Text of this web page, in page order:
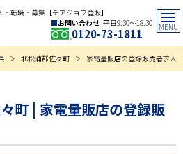
転職・募集【チアジョブ登販】
お問い合わせ 平日9:30〜18:30
0120-73-1811
北松浦郡佐々町 家電量販店の登録販売者求人
町 | 家電量販店の登録販